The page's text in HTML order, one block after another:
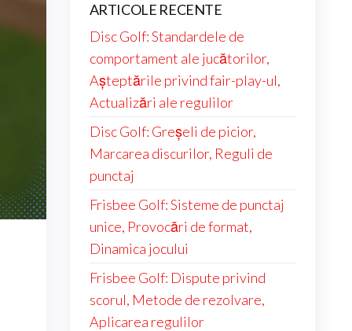
ARTICOLE RECENTE
Disc Golf: Standardele de
comportament ale jucătorilor,
Așteptările privind fair-play-ul,
Actualizări ale regulilor
Disc Golf: Greșeli de picior,
Marcarea discurilor, Reguli de
punctaj
Frisbee Golf: Sisteme de punctaj
unice, Provocări de format,
Dinamica jocului
Frisbee Golf: Dispute privind
scorul, Metode de rezolvare,
Aplicarea regulilor